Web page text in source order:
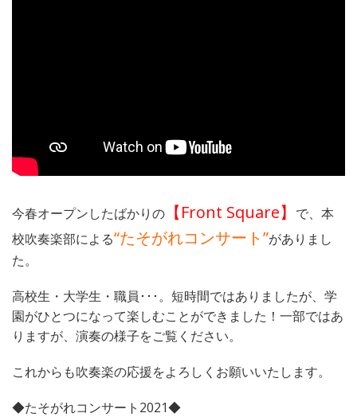
今春オープンしたばかりの 【Front Square】 で、本
校吹奏楽部による“たそがれコンサート”がありまし
た。
高校生・大学生・職員･･･。短時間ではありましたが、学
園がひとつになって楽しむことができました！一部ではあ
りますが、演奏の様子をご覧ください。
これからも吹奏楽の応援をよろしくお願いいたします。
◆たそがれコンサート2021◆